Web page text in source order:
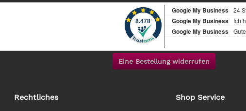
Eine Bestellung widerrufen
Rechtliches Shop Service